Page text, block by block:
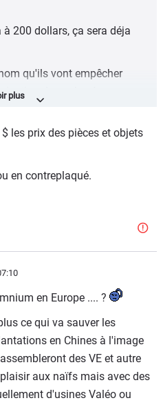
200 dollars, ça sera déja
qu'ils vont empêcher
des polymères et
qui nous expliquent qu'on
pétrole, tout va bien.
des pare chocs,
réservoirs de carburant
les prix des pièces et objets
en contreplaqué.
en Europe .... ?
ce qui va sauver les
en Chines à l'image
des VE et autre
aux naïfs mais avec des
d'usines Valéo ou